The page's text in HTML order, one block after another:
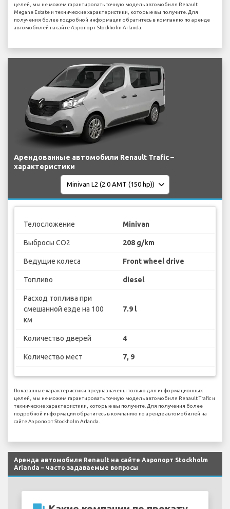
целей, мы не можем гарантировать точную модель автомобиля Renault
Megane Estate и технические характеристики, которые вы получите. Для
получения более подробной информации обратитесь в компанию по аренде
автомобилей на сайте Аэропорт Stockholm Arlanda.
Арендованные автомобили Renault Trafic –
характеристики
Телосложение Minivan
Выбросы CO2 208 g/km
Ведущие колеса Front wheel drive
Топливо diesel
Расход топлива при
смешанной езде на 100
км
7.9 l
Количество дверей 4
Количество мест 7, 9
Показанные характеристики предназначены только для информационных
целей, мы не можем гарантировать точную модель автомобиля Renault Trafic и
технические характеристики, которые вы получите. Для получения более
подробной информации обратитесь в компанию по аренде автомобилей на
сайте Аэропорт Stockholm Arlanda.
Аренда автомобиля Renault на сайте Аэропорт Stockholm
Arlanda – часто задаваемые вопросы